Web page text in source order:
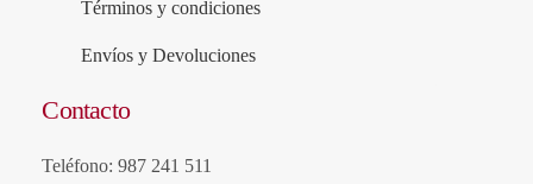
Términos y condiciones
Envíos y Devoluciones
Contacto
Teléfono: 987 241 511